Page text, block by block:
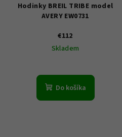
Hodinky BREIL TRIBE model
AVERY EW0731
€112
Skladem
Do košíka